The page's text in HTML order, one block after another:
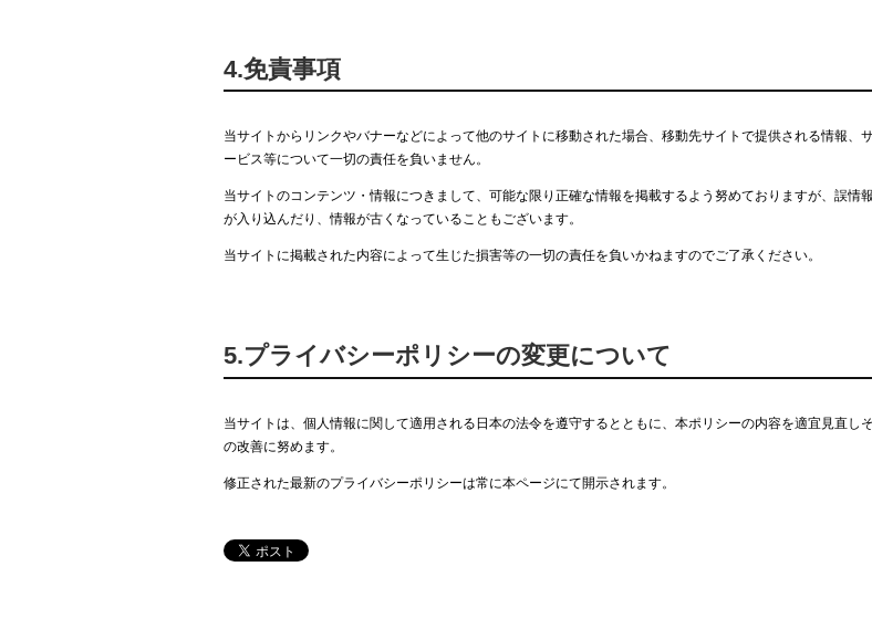
4.免責事項
当サイトからリンクやバナーなどによって他のサイトに移動された場合、移動先サイトで提供される情報、
ービス等について一切の責任を負いません。
当サイトのコンテンツ・情報につきまして、可能な限り正確な情報を掲載するよう努めておりますが、誤情報
が入り込んだり、情報が古くなっていることもございます。
当サイトに掲載された内容によって生じた損害等の一切の責任を負いかねますのでご了承ください。
5.プライバシーポリシーの変更について
当サイトは、個人情報に関して適用される日本の法令を遵守するとともに、本ポリシーの内容を適宜見直しそ
の改善に努めます。
修正された最新のプライバシーポリシーは常に本ページにて開示されます。